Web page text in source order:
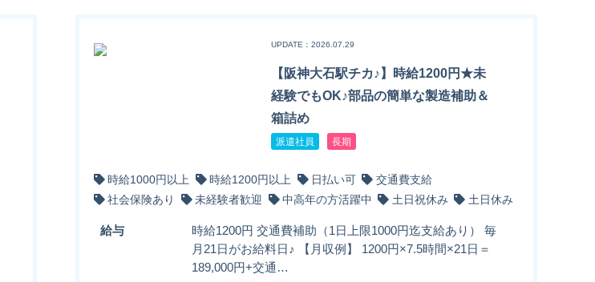
UPDATE：2026.07.29
【阪神大石駅チカ♪】時給1200円★未
経験でもOK♪部品の簡単な製造補助＆
箱詰め
派遣社員 長期
時給1000円以上 時給1200円以上 日払い可
交通費支給
社会保険あり
未経験者歓迎 中高年の方活躍中 土日祝休み 土日休み
給与
時給1200円 交通費補助（1日上限1000円迄支給あり） 毎
月21日がお給料日♪ 【月収例】 1200円×7.5時間×21日＝
189,000円+交通…